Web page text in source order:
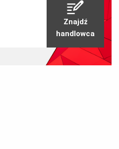
Znajdź
handlowca